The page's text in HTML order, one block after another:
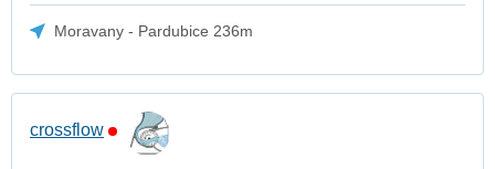
Moravany - Pardubice 236m
crossflow